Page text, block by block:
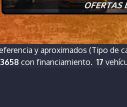
y aproximados (Tipo de
3658 con financiamiento. 17